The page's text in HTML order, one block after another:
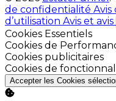
de confidentialité
d’utilisation Avis et avis
Activer
Cookies Essentiels
Activer
Cookies de
Activer
Cookies publicitaires
Activer
Cookies de
Accepter les Cookies